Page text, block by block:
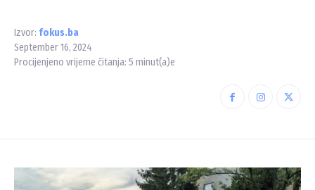
Izvor: fokus.ba
September 16, 2024
Procijenjeno vrijeme čitanja: 5 minut(a)e